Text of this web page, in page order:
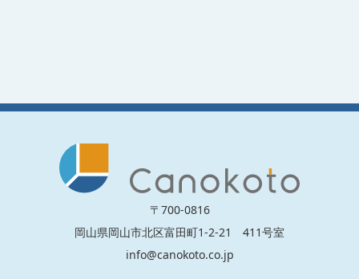
〒700-0816
岡山県岡山市北区富田町1-2-21 411号室
info@canokoto.co.jp